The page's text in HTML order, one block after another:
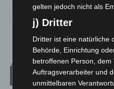
gelten jedoch nicht als
j) Dritter
Dritter ist eine natürliche
Behörde, Einrichtung
betroffenen Person, dem
Auftragsverarbeiter und
unmittelbaren